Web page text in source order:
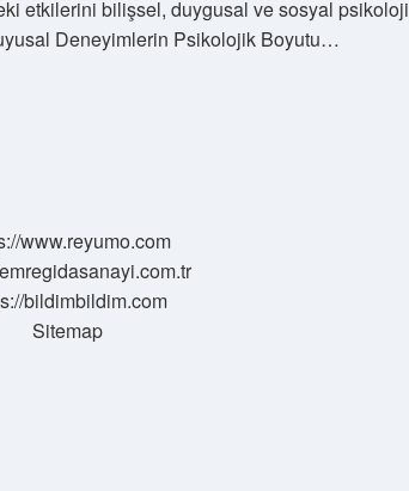
etkilerini bilişsel, duygusal ve sosyal psikoloji
Deneyimlerin Psikolojik Boyutu…
www.reyumo.com
bildimbildim.com
Sitemap